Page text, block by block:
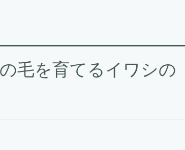
毛を育てるイワシの